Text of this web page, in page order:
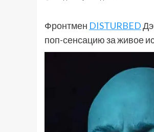
Фронтмен DISTURBED
поп-сенсацию за живое